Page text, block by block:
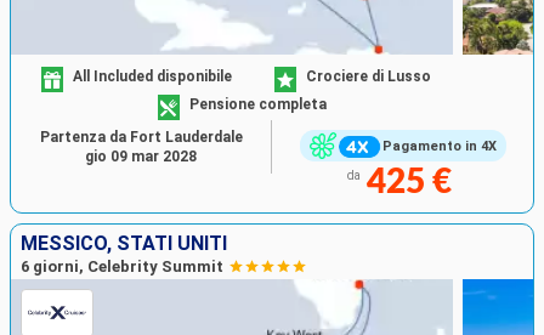
Pagamento in 4X
All Included disponibile
Crociere di Lusso
Pensione completa
da 425 €
Partenza da Fort Lauderdale
gio 09 mar 2028
MESSICO, STATI UNITI
6 giorni, Celebrity Summit